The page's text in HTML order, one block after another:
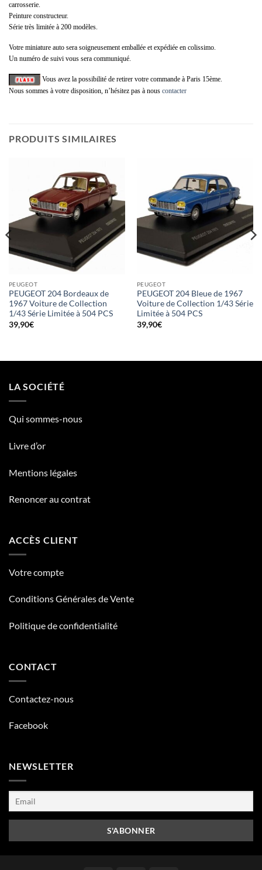
carrosserie.
Peinture constructeur.
Série très limitée à 200 modèles.
Votre miniature auto sera soigneusement emballée et expédiée en colissimo.
Un numéro de suivi vous sera communiqué.
Vous avez la possibilité de retirer votre commande à Paris 15ème.
Nous sommes à votre disposition, n’hésitez pas à nous contacter
PRODUITS SIMILAIRES
PEUGEOT
PEUGEOT 204 Bordeaux de
1967 Voiture de Collection
1/43 Série Limitée à 504 PCS
39,90€
PEUGEOT
PEUGEOT 204 Bleue de 1967
Voiture de Collection 1/43 Série
Limitée à 504 PCS
39,90€
LA SOCIÉTÉ
Qui sommes-nous
Livre d’or
Mentions légales
Renoncer au contrat
ACCÈS CLIENT
Votre compte
Conditions Générales de Vente
Politique de confidentialité
CONTACT
Contactez-nous
Facebook
NEWSLETTER